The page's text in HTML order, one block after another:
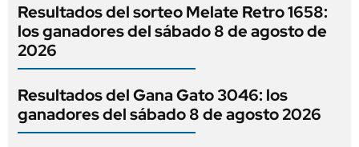
Resultados del sorteo Melate Retro 1658:
los ganadores del sábado 8 de agosto de
2026
Resultados del Gana Gato 3046: los
ganadores del sábado 8 de agosto 2026